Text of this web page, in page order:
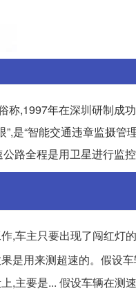
称,1997年在深圳研制成
是“智能交通违章监摄管
路全程是用卫星进行监控
车主只要出现了闯红灯的
是用来测超速的。假设
,主要是... 假设车辆在测